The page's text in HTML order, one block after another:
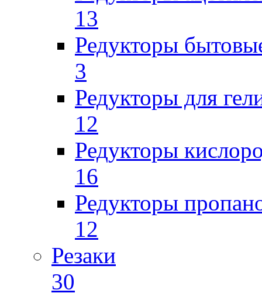
13
Редукторы
3
Редукторы для
12
Редукторы
16
Редукторы
12
Резаки
30